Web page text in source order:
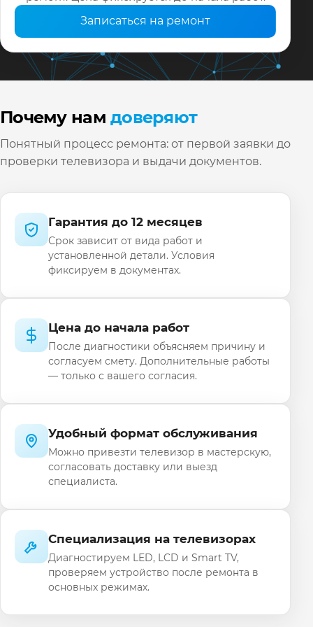
Записаться на ремонт
Почему намдоверяют
Понятный процесс ремонта: от первой заявки до
проверки телевизора и выдачи документов.
Гарантия до 12 месяцев
Срок зависит от вида работ и
установленной детали. Условия
фиксируем в документах.
Цена до начала работ
После диагностики объясняем причину и
согласуем смету. Дополнительные работы
— только с вашего согласия.
Удобный формат обслуживания
Можно привезти телевизор в мастерскую,
согласовать доставку или выезд
специалиста.
Специализация на телевизорах
Диагностируем LED, LCD и Smart TV,
проверяем устройство после ремонта в
основных режимах.